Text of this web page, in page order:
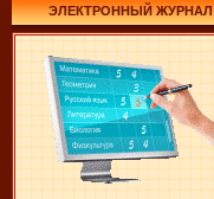
ЭЛЕКТРОННЫЙ ЖУРНАЛ